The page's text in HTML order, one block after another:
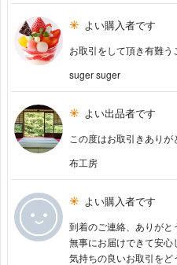
よい購入者です
お取引をして頂き有難
suger suger
よい出品者です
この度はお取引きあり
布工房
よい購入者です
到着のご連絡、ありがと
無事にお届けできて安心
気持ちの良いお取引をど